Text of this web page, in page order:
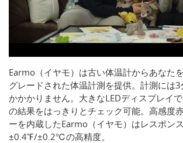
Earmo（イヤモ）は古い体温計からあなた
グレードされた体温計測を提供。計測には
かかかりません。大きなLEDディスプレイ
の結果をはっきりとチェック可能。高感度
ーを内蔵したEarmo（イヤモ）はレスポン
±0.4℉/±0.2℃の高精度。